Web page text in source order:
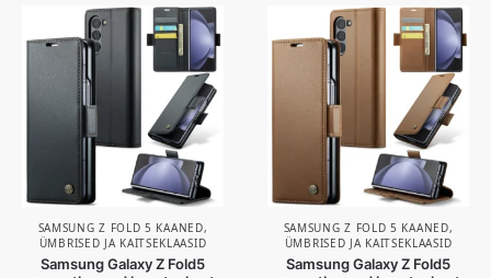
SAMSUNG Z FOLD 5 KAANED,
ÜMBRISED JA KAITSEKLAASID
Samsung Galaxy Z Fold5
SAMSUNG Z FOLD 5 KAANED,
ÜMBRISED JA KAITSEKLAASID
Samsung Galaxy Z Fold5